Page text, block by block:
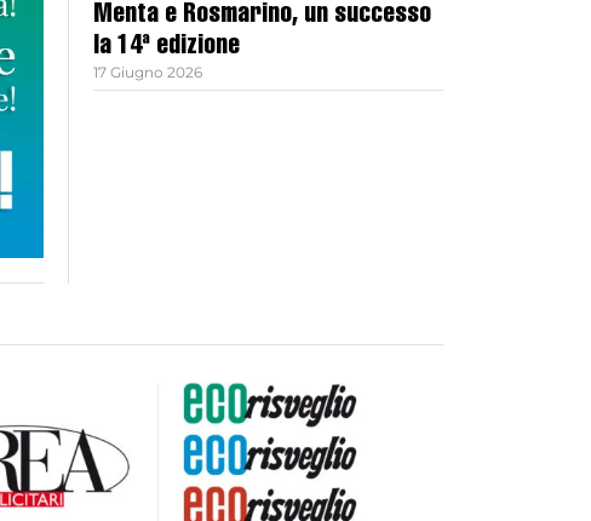
Menta e Rosmarino, un successo
la 14ª edizione
17 Giugno 2026